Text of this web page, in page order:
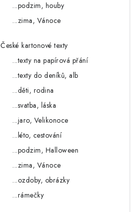
...podzim, houby
...zima, Vánoce
České kartonové texty
...texty na papírová přání
...texty do deníků, alb
...děti, rodina
...svatba, láska
...jaro, Velikonoce
...léto, cestování
...podzim, Halloween
...zima, Vánoce
...ozdoby, obrázky
...rámečky